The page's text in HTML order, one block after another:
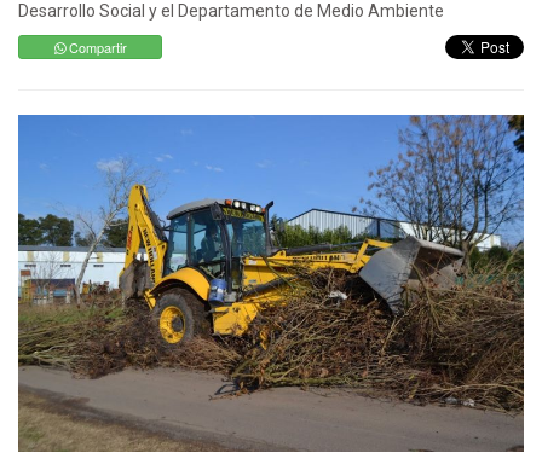
Desarrollo Social y el Departamento de Medio Ambiente
Compartir